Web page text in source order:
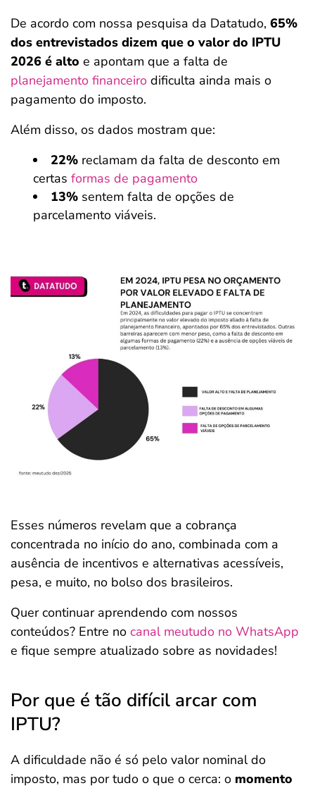
De acordo com nossa pesquisa da Datatudo, 65%
dos entrevistados dizem que o valor do IPTU
2026 é alto e apontam que a falta de
planejamento financeiro dificulta ainda mais o
pagamento do imposto.
Além disso, os dados mostram que:
22% reclamam da falta de desconto em
certas formas de pagamento
13% sentem falta de opções de
parcelamento viáveis.
Esses números revelam que a cobrança
concentrada no início do ano, combinada com a
ausência de incentivos e alternativas acessíveis,
pesa, e muito, no bolso dos brasileiros.
Quer continuar aprendendo com nossos
conteúdos? Entre no canal meutudo no WhatsApp
e fique sempre atualizado sobre as novidades!
Por que é tão difícil arcar com
IPTU?
A dificuldade não é só pelo valor nominal do
imposto, mas por tudo o que o cerca: o momento